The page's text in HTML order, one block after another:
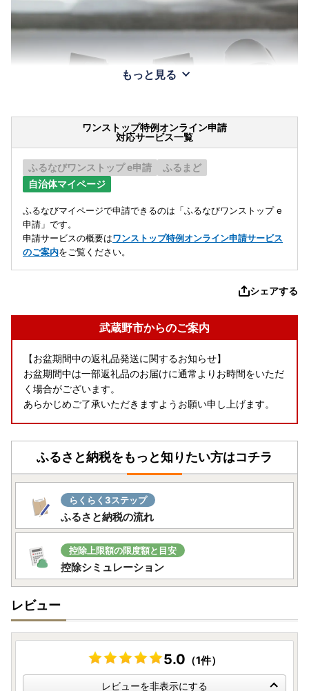
もっと見る
ワンストップ特例オンライン申請
対応サービス一覧
ふるなびワンストップ e申請
ふるまど
自治体マイページ
ふるなびマイページで申請できるのは「ふるなびワンストップ e
申請」です。
申請サービスの概要はワンストップ特例オンライン申請サービス
のご案内をご覧ください。
シェアする
武蔵野市からのご案内
【お盆期間中の返礼品発送に関するお知らせ】
お盆期間中は一部返礼品のお届けに通常よりお時間をいただ
く場合がございます。
あらかじめご了承いただきますようお願い申し上げます。
ふるさと納税をもっと知りたい方はコチラ
らくらく3ステップ
ふるさと納税の流れ
控除上限額の限度額と目安
控除シミュレーション
レビュー
5.0 （1件）
レビューを非表示にする